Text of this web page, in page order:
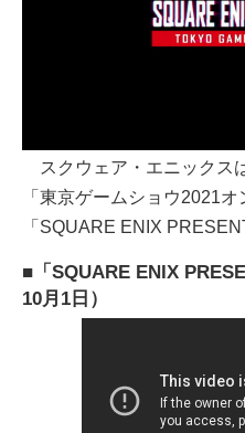
スクウェア・エニックス
「東京ゲームショウ2021
「SQUARE ENIX
■「SQUARE ENIX
10月1日）